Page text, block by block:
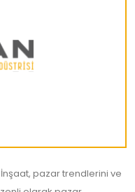
pazar trendlerini ve